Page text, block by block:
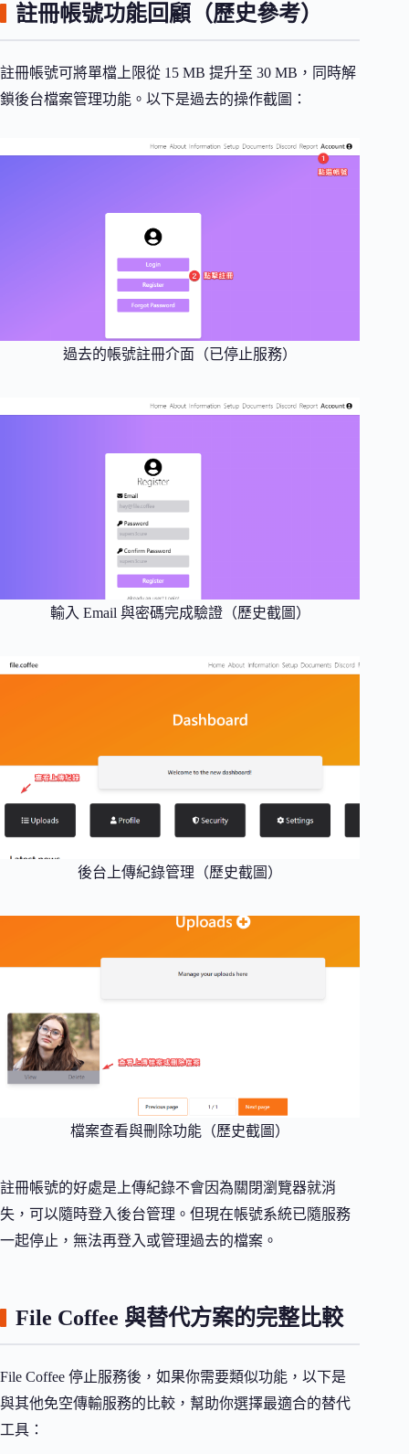
註冊帳號功能回顧（歷史參考）
註冊帳號可將單檔上限從 15 MB 提升至 30 MB，同時解
鎖後台檔案管理功能。以下是過去的操作截圖：
過去的帳號註冊介面（已停止服務）
輸入 Email 與密碼完成驗證（歷史截圖）
後台上傳紀錄管理（歷史截圖）
檔案查看與刪除功能（歷史截圖）
註冊帳號的好處是上傳紀錄不會因為關閉瀏覽器就消
失，可以隨時登入後台管理。但現在帳號系統已隨服務
一起停止，無法再登入或管理過去的檔案。
File Coffee 與替代方案的完整比較
File Coffee 停止服務後，如果你需要類似功能，以下是
與其他免空傳輸服務的比較，幫助你選擇最適合的替代
工具：